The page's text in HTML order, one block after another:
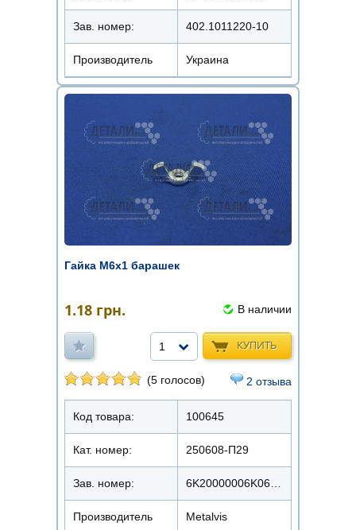
Зав. номер: 402.1011220-10
Производитель Украина
Гайка М6х1 барашек
1.18 грн. В наличии
КУПИТЬ
1
(5 голосов) 2 отзыва
Код товара: 100645
Кат. номер: 250608-П29
Зав. номер:
Производитель Metalvis